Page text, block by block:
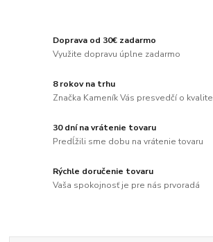
Doprava od 30€ zadarmo
Využite dopravu úplne zadarmo
8 rokov na trhu
Značka Kameník Vás presvedčí o kvalite
30 dní na vrátenie tovaru
Predĺžili sme dobu na vrátenie tovaru
Rýchle doručenie tovaru
Vaša spokojnosť je pre nás prvoradá